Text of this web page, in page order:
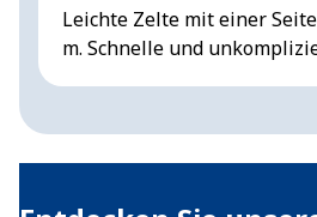
Leichte Zelte mit einer
m. Schnelle und